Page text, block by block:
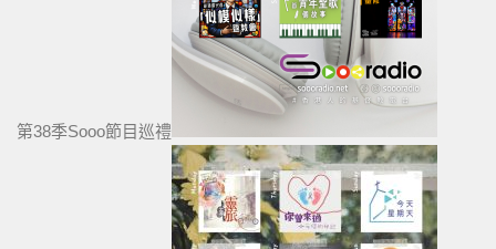
第38季Sooo節目巡禮